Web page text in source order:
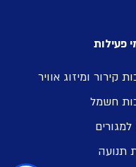
פעילות
קירור ומיזוג אוויר
חשמל
למגורים
תנועה